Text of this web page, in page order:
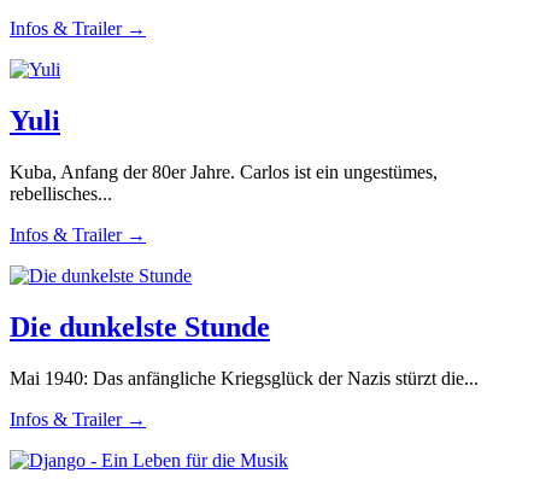
Infos & Trailer →
Yuli
Kuba, Anfang der 80er Jahre. Carlos ist ein ungestümes,
rebellisches...
Infos & Trailer →
Die dunkelste Stunde
Mai 1940: Das anfängliche Kriegsglück der Nazis stürzt die...
Infos & Trailer →